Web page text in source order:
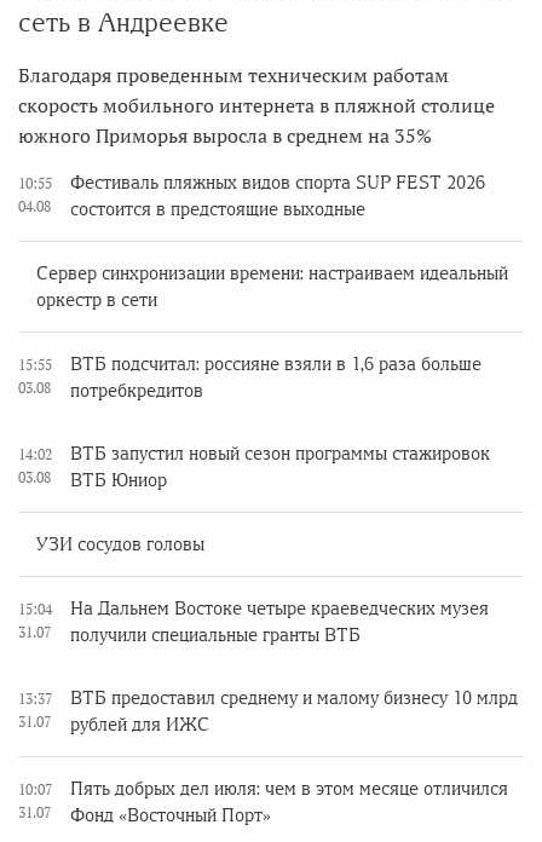
сеть в Андреевке
Благодаря проведенным техническим работам
скорость мобильного интернета в пляжной столице
южного Приморья выросла в среднем на 35%
10:55
04.08
Фестиваль пляжных видов спорта SUP FEST 2026
состоится в предстоящие выходные
Сервер синхронизации времени: настраиваем идеальный
оркестр в сети
15:55
03.08
ВТБ подсчитал: россияне взяли в 1,6 раза больше
потребкредитов
14:02
03.08
ВТБ запустил новый сезон программы стажировок
ВТБ Юниор
УЗИ сосудов головы
15:04
31.07
На Дальнем Востоке четыре краеведческих музея
получили специальные гранты ВТБ
13:37
31.07
ВТБ предоставил среднему и малому бизнесу 10 млрд
рублей для ИЖС
10:07
31.07
Пять добрых дел июля: чем в этом месяце отличился
Фонд «Восточный Порт»